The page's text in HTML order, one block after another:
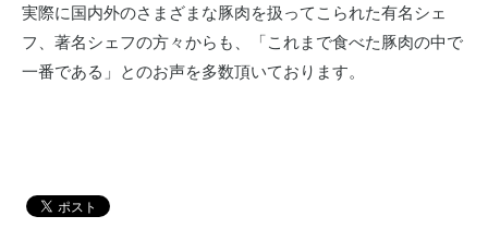
実際に国内外のさまざまな豚肉を扱ってこられた有名シェ
フ、著名シェフの方々からも、「これまで食べた豚肉の中で
一番である」とのお声を多数頂いております。